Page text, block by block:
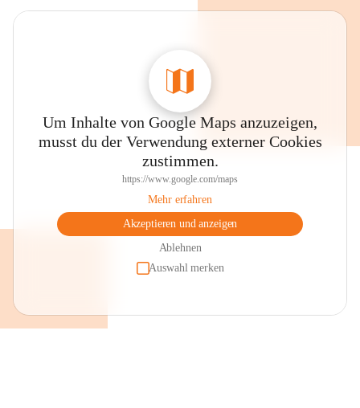
Um Inhalte von Google Maps anzuzeigen,
musst du der Verwendung externer Cookies
zustimmen.
https://www.google.com/maps
Mehr erfahren
Akzeptieren und anzeigen
Ablehnen
Auswahl merken